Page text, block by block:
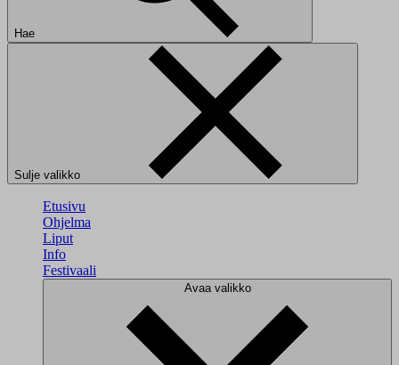
Hae
Sulje valikko
Etusivu
Ohjelma
Liput
Info
Festivaali
Avaa valikko